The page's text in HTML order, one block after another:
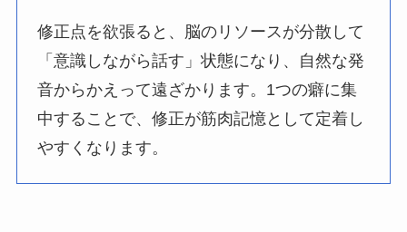
修正点を欲張ると、脳のリソースが分散して
「意識しながら話す」状態になり、自然な発
音からかえって遠ざかります。1つの癖に集
中することで、修正が筋肉記憶として定着し
やすくなります。